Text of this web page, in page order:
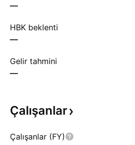
—
HBK beklenti
—
Gelir tahmini
—
Çalışanlar
Çalışanlar (FY)